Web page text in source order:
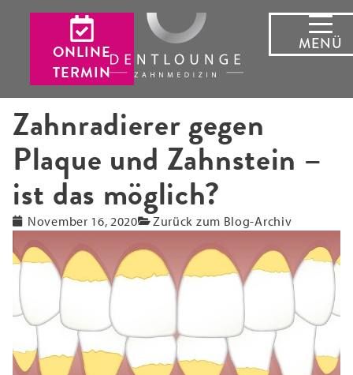
ONLINE
TERMIN
MENÜ
Zahnradierer gegen
Plaque und Zahnstein –
ist das möglich?
November 16, 2020 Zurück zum Blog-Archiv